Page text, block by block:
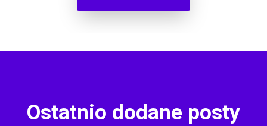
Ostatnio dodane posty